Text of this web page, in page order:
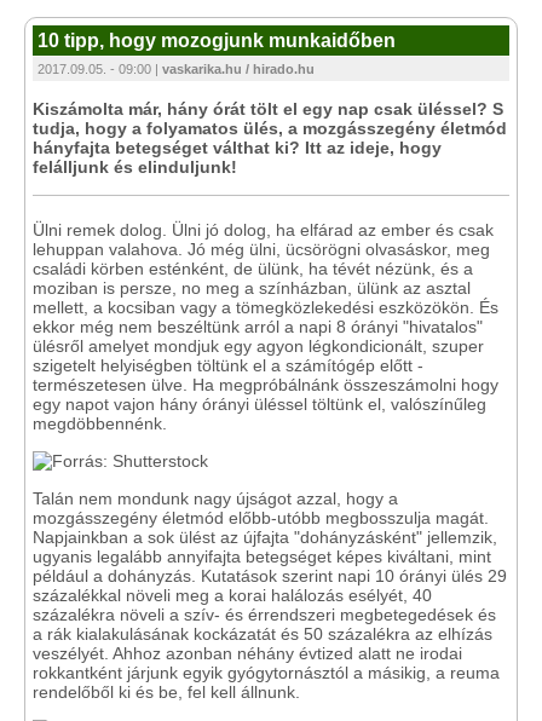
10 tipp, hogy mozogjunk munkaidőben
2017.09.05. - 09:00 | vaskarika.hu / hirado.hu
Kiszámolta már, hány órát tölt el egy nap csak üléssel? S
tudja, hogy a folyamatos ülés, a mozgásszegény életmód
hányfajta betegséget válthat ki? Itt az ideje, hogy
felálljunk és elinduljunk!
Ülni remek dolog. Ülni jó dolog, ha elfárad az ember és csak
lehuppan valahova. Jó még ülni, ücsörögni olvasáskor, meg
családi körben esténként, de ülünk, ha tévét nézünk, és a
moziban is persze, no meg a színházban, ülünk az asztal
mellett, a kocsiban vagy a tömegközlekedési eszközökön. És
ekkor még nem beszéltünk arról a napi 8 órányi "hivatalos"
ülésről amelyet mondjuk egy agyon légkondicionált, szuper
szigetelt helyiségben töltünk el a számítógép előtt -
természetesen ülve. Ha megpróbálnánk összeszámolni hogy
egy napot vajon hány órányi üléssel töltünk el, valószínűleg
megdöbbennénk.
Talán nem mondunk nagy újságot azzal, hogy a
mozgásszegény életmód előbb-utóbb megbosszulja magát.
Napjainkban a sok ülést az újfajta "dohányzásként" jellemzik,
ugyanis legalább annyifajta betegséget képes kiváltani, mint
például a dohányzás. Kutatások szerint napi 10 órányi ülés 29
százalékkal növeli meg a korai halálozás esélyét, 40
százalékra növeli a szív- és érrendszeri megbetegedések és
a rák kialakulásának kockázatát és 50 százalékra az elhízás
veszélyét. Ahhoz azonban néhány évtized alatt ne irodai
rokkantként járjunk egyik gyógytornásztól a másikig, a reuma
rendelőből ki és be, fel kell állnunk.